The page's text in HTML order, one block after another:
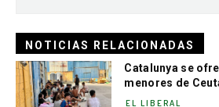
NOTICIAS RELACIONADAS
Catalunya se
menores de
EL LIBERAL